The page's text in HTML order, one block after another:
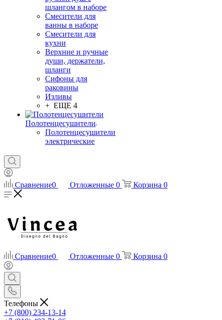
шлангом в наборе
Смесители для
ванны в наборе
Смесители для
кухни
Верхние и ручные
души, держатели,
шланги
Сифоны для
раковины
Изливы
+ ЕЩЕ 4
Полотенцесушители
Полотенцесушители
электрические
Сравнение0 Отложенные 0 Корзина 0
Сравнение0 Отложенные 0 Корзина 0
Телефоны
+7 (800) 234-13-14